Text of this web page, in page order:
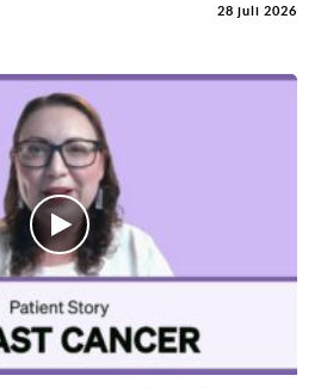
28 juli 2026